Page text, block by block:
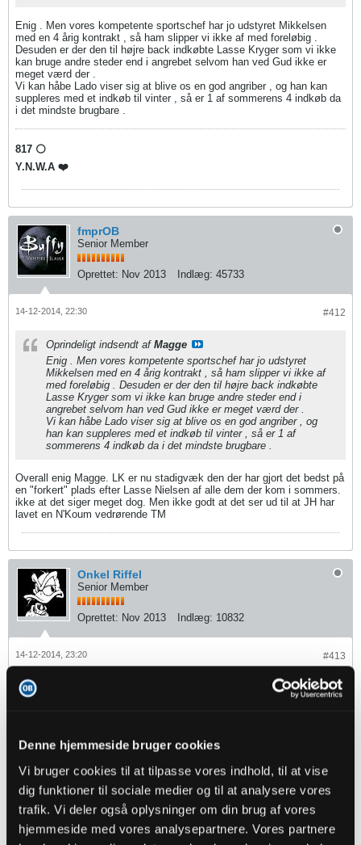
Denne hjemmeside bruger cookies
Vi bruger cookies til at tilpasse vores indhold, til at vise
dig funktioner til sociale medier og til at analysere vores
trafik. Vi deler også oplysninger om din brug af vores
hjemmeside med vores analysepartnere. Vores partnere
Enig . Men vores kompetente sportschef har jo udstyret Mikkelsen
med en 4 årig kontrakt , så ham slipper vi ikke af med foreløbig .
Desuden er der den til højre back indkøbte Lasse Kryger som vi ikke
kan bruge andre steder end i angrebet selvom han ved Gud ikke er
meget værd der .
Vi kan håbe Lado viser sig at blive os en god angriber , og han kan
suppleres med et indkøb til vinter , så er 1 af sommerens 4 indkøb da
i det mindste brugbare .
817 ⚪️
Y.N.W.A ❤️
fmprOB
Senior Member
Oprettet: Nov 2013 Indlæg: 45733
#412
14-12-2014, 22:30
Oprindeligt indsendt af Magge
Enig . Men vores kompetente sportschef har jo udstyret
Mikkelsen med en 4 årig kontrakt , så ham slipper vi ikke af
med foreløbig . Desuden er der den til højre back indkøbte
Lasse Kryger som vi ikke kan bruge andre steder end i
angrebet selvom han ved Gud ikke er meget værd der .
Vi kan håbe Lado viser sig at blive os en god angriber , og
han kan suppleres med et indkøb til vinter , så er 1 af
sommerens 4 indkøb da i det mindste brugbare .
Overall enig Magge. LK er nu stadigvæk den der har gjort det bedst på
en "forkert" plads efter Lasse Nielsen af alle dem der kom i sommers.
ikke at det siger meget dog. Men ikke godt at det ser ud til at JH har
lavet en N'Koum vedrørende TM
Onkel Riffel
Senior Member
Oprettet: Nov 2013 Indlæg: 10832
#413
14-12-2014, 23:20
Ikke enig. Nordstrand er langt bedre på et boldbesiddende og teknisk
kan tage slagsmål i boksen og lægge bolden af (som TM og Lado),
eller kan løbe hurtigt i dybden på kontraer (som... ingen).
Nordstrand er ikke nogen af de to slags spillere.